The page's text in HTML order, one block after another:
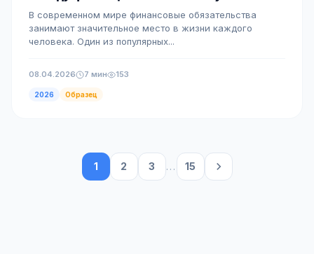
В современном мире финансовые обязательства
занимают значительное место в жизни каждого
человека. Один из популярных...
08.04.2026 7 мин 153
2026 Образец
1 2 3 ... 15